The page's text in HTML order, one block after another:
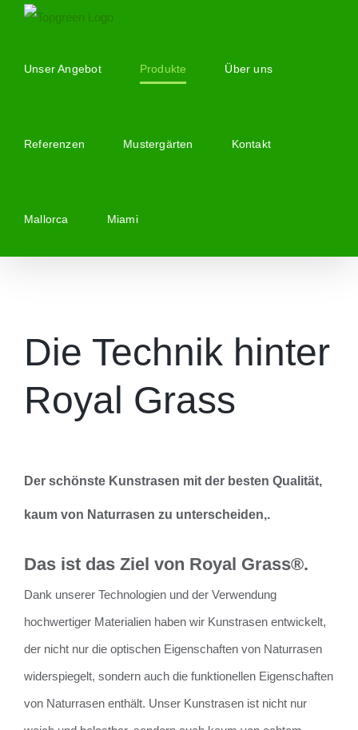
springenUnser Angebot Produkte Über uns
Referenzen Mustergärten Kontakt
Mallorca Miami
Die Technik hinter
Royal Grass
Der schönste Kunstrasen mit der besten Qualität,
kaum von Naturrasen zu unterscheiden‚.
Das ist das Ziel von Royal Grass®.
Dank unserer Technologien und der Verwendung
hochwertiger Materialien haben wir Kunstrasen entwickelt,
der nicht nur die optischen Eigenschaften von Naturrasen
widerspiegelt, sondern auch die funktionellen Eigenschaften
von Naturrasen enthält. Unser Kunstrasen ist nicht nur